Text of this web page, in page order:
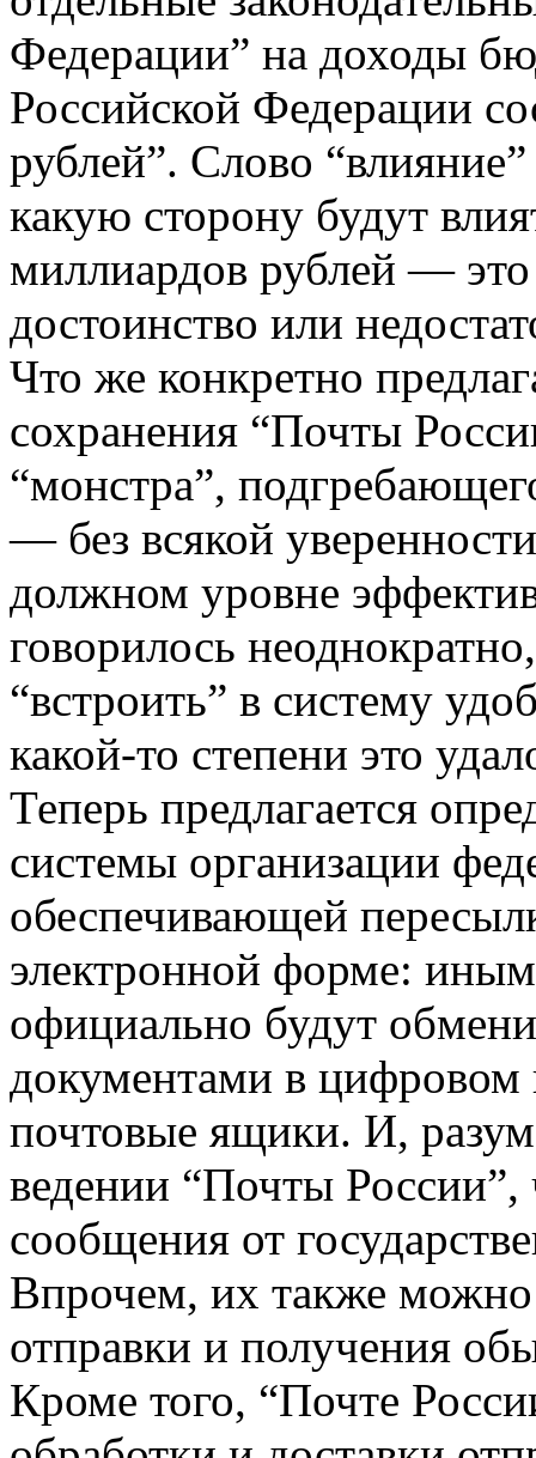
Федерации” на доходы
Российской Федерации
рублей”. Слово
какую сторону будут
миллиардов рублей — это
достоинство или
Что же конкретно
сохранения “Почты
“монстра”,
— без всякой
должном уровне
говорилось
“встроить” в систему
какой-то степени это
Теперь предлагается
системы организации
обеспечивающей
электронной форме:
официально будут
документами в цифровом
почтовые ящики. И,
ведении “Почты
сообщения от
Впрочем, их также можно
отправки и получения
Кроме того, “Почте